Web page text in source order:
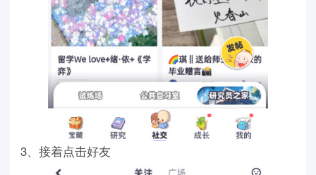
3、接着点击好友